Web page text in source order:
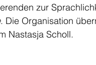
zur
. Die Organisation
Nastasja Scholl.